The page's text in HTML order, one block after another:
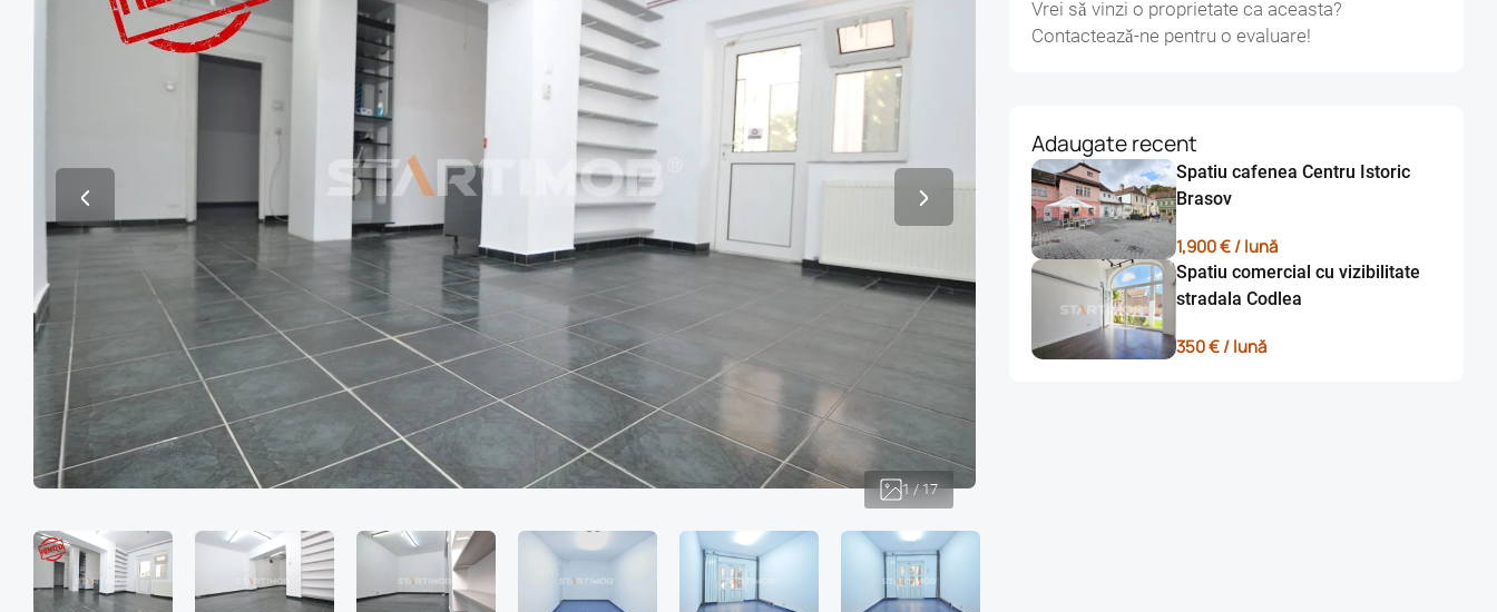
1/17
Vrei sǎ vinzi o proprietate ca aceasta?
Contacteazǎ-ne pentru o evaluare!
Adaugate recent
Spatiu cafenea Centru Istoric
Brasov
1,900 € / lună
Spatiu comercial cu vizibilitate
stradala Codlea
350 € / lună